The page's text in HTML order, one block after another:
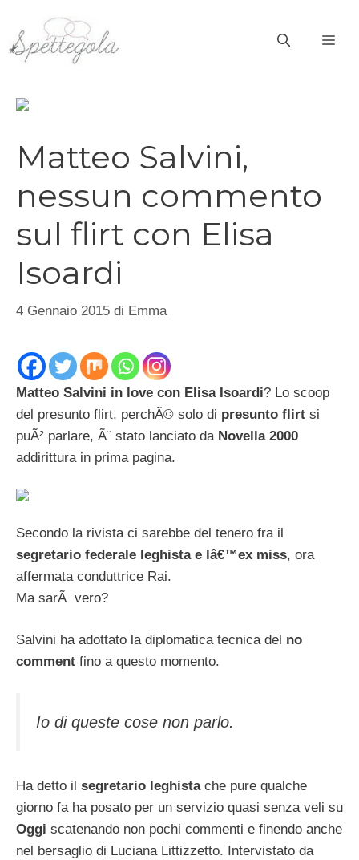
contenuto
Matteo Salvini,
nessun commento
sul flirt con Elisa
Isoardi
4 Gennaio 2015 di Emma
Matteo Salvini in love con Elisa Isoardi? Lo scoop
del presunto flirt, perchÃ© solo di presunto flirt si
puÃ² parlare, Ã¨ stato lanciato da Novella 2000
addirittura in prima pagina.
Secondo la rivista ci sarebbe del tenero fra il
segretario federale leghista e lâ€™ex miss, ora
affermata conduttrice Rai.
Ma sarÃ vero?
Salvini ha adottato la diplomatica tecnica del no
comment fino a questo momento.
Io di queste cose non parlo.
Ha detto il segretario leghistache pure qualche
giorno fa ha posato per un servizio quasi senza veli su
Oggi scatenando non pochi commenti e finendo anche
nel bersaglio di Luciana Littizzetto. Intervistato da